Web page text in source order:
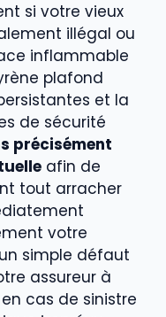
si votre vieux
illégal ou
inflammable
plafond
et la
de sécurité
précisément
afin de
tout arracher
votre
simple défaut
assureur à
cas de sinistre